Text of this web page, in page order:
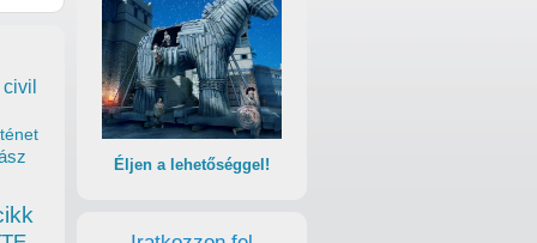
Éljen a lehetőséggel!
civil